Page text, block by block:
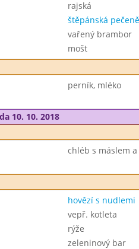
rajská
štěpánská pečeně
vařený brambor
mošt
perník, mléko
10. 10. 2018
chléb s máslem
hovězí s nudlemi
vepř. kotleta
rýže
zeleninový bar